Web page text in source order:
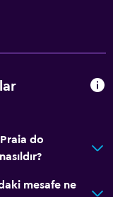
do
mesafe ne